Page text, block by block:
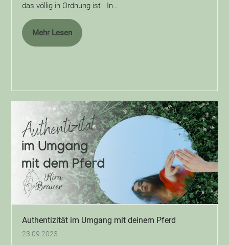
das völlig in Ordnung ist In…
Mehr Lesen
Authentizität im Umgang mit deinem Pferd
23.09.2023